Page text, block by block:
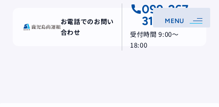
MENU
お電話でのお問い
合わせ
call099-267-
3155
受付時間 9:00〜
18:00